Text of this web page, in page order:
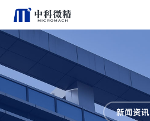
新闻资讯